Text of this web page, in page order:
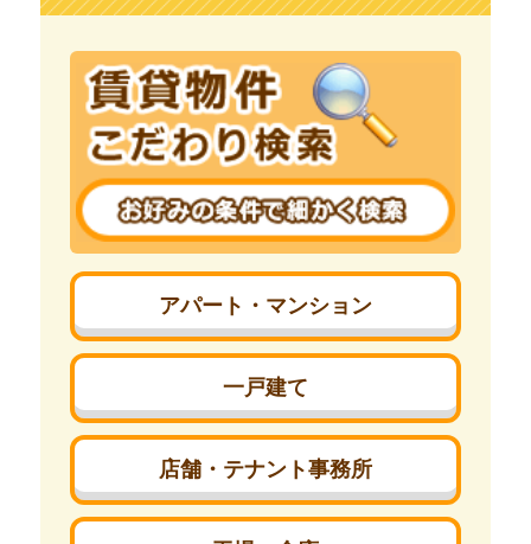
アパート・マンション
一戸建て
店舗・テナント事務所